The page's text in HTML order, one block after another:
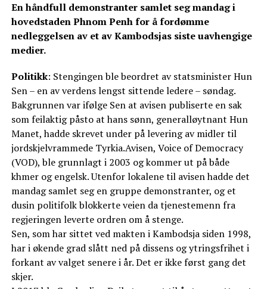
En håndfull demonstranter samlet seg mandag i
hovedstaden Phnom Penh for å fordømme
nedleggelsen av et av Kambodsjas siste uavhengige
medier.
Politikk: Stengingen ble beordret av statsminister Hun
Sen – en av verdens lengst sittende ledere – søndag.
Bakgrunnen var ifølge Sen at avisen publiserte en sak
som feilaktig påsto at hans sønn, generalløytnant Hun
Manet, hadde skrevet under på levering av midler til
jordskjelvrammede Tyrkia.Avisen, Voice of Democracy
(VOD), ble grunnlagt i 2003 og kommer ut på både
khmer og engelsk. Utenfor lokalene til avisen hadde det
mandag samlet seg en gruppe demonstranter, og et
dusin politifolk blokkerte veien da tjenestemenn fra
regjeringen leverte ordren om å stenge.
Sen, som har sittet ved makten i Kambodsja siden 1998,
har i økende grad slått ned på dissens og ytringsfrihet i
forkant av valget senere i år. Det er ikke først gang det
skjer.